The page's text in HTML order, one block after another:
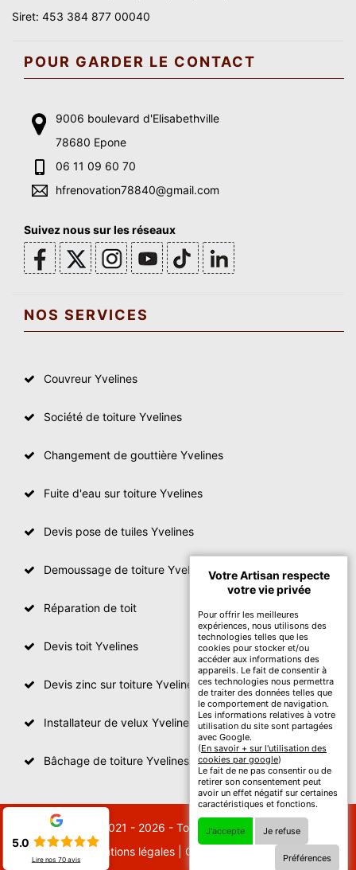
Siret: 453 384 877 00040
POUR GARDER LE CONTACT
9006 boulevard d'Elisabethville
78680 Epone
06 11 09 60 70
hfrenovation78840@gmail.com
Suivez nous sur les réseaux
NOS SERVICES
Couvreur Yvelines
Société de toiture Yvelines
Changement de gouttière Yvelines
Fuite d'eau sur toiture Yvelines
Devis pose de tuiles Yvelines
Demoussage de toiture Yvelines
Réparation de toit
Devis toit Yvelines
Devis zinc sur toiture Yvelines
Installateur de velux Yvelines
Bâchage de toiture Yvelines
© 2021 - 2026 - Tout droit réservé
Mentions légales| Contactez-nous
Votre Artisan respecte
votre vie privée
Pour offrir les meilleures
expériences, nous utilisons des
technologies telles que les
cookies pour stocker et/ou
accéder aux informations des
appareils. Le fait de consentir à
ces technologies nous permettra
de traiter des données telles que
le comportement de navigation.
Les informations relatives à votre
utilisation du site sont partagées
avec Google.
(En savoir + sur l'utilisation des
cookies par google)
Le fait de ne pas consentir ou de
retirer son consentement peut
avoir un effet négatif sur certaines
caractéristiques et fonctions.
J'accepte Je refuse
Préférences
5.0
Lire nos 70avis